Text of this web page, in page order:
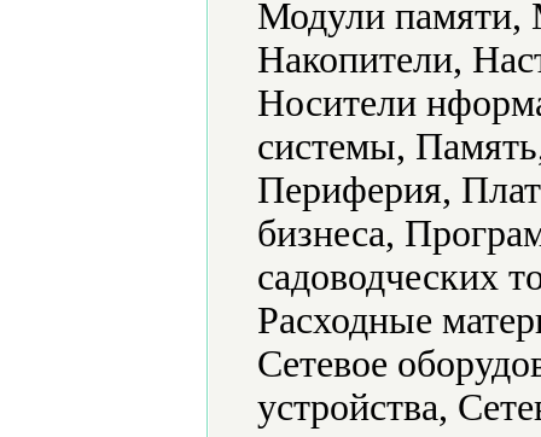
Модули
Накопители,
Носители
системы,
Периферия,
бизнеса,
садоводческих
Расходные
Сетевое
устройства,